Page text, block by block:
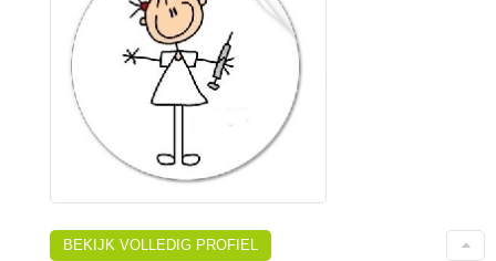
BEKIJK VOLLEDIG PROFIEL